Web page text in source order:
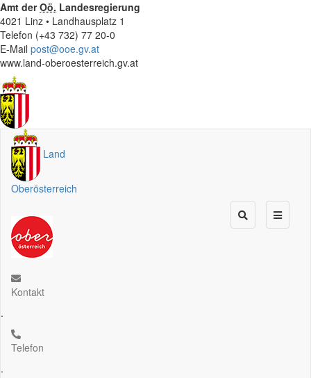
Amt derOö. Landesregierung
4021 Linz • Landhausplatz 1
Telefon (+43 732) 77 20-0
E-Mail post@ooe.gv.at
www.land-oberoesterreich.gv.at
Land
Oberösterreich
Kontakt
.
Telefon
.